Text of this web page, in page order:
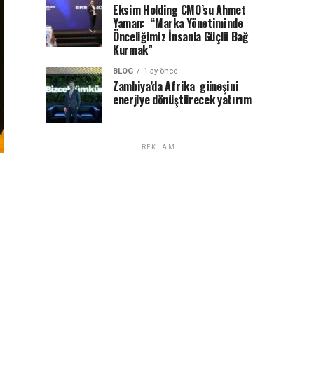
Eksim Holding CMO’su Ahmet
Yaman: “Marka Yönetiminde
Önceliğimiz İnsanla Güçlü Bağ
Kurmak”
BLOG 1 ay önce
Zambiya’da Afrika güneşini
enerjiye dönüştürecek yatırım
REKLAM